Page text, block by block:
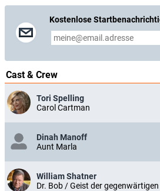
Kostenlose
Cast & Crew
Tori Spelling
Carol Cartman
Dinah Manoff
Aunt Marla
William Shatner
Dr. Bob / Geist der